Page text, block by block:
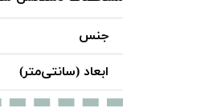
جنس
ابعاد (سانتی‌متر)